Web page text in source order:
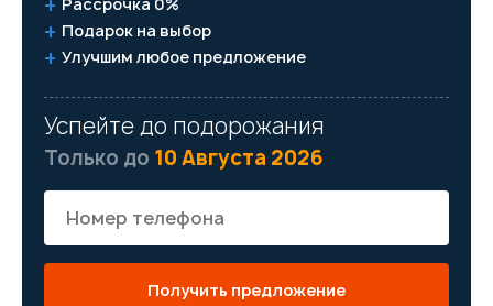
Подарок на выбор
Улучшим любое предложение
Успейте до подорожания
Только до 10 Августа 2026
Получить предложение